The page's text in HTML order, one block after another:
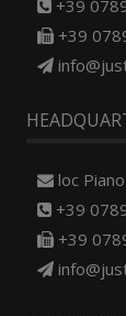
+39
+39
loc
+39
+39